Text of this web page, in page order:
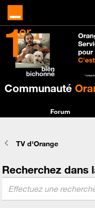
Communauté
Forum
TV d'Orange
Recherchez dans